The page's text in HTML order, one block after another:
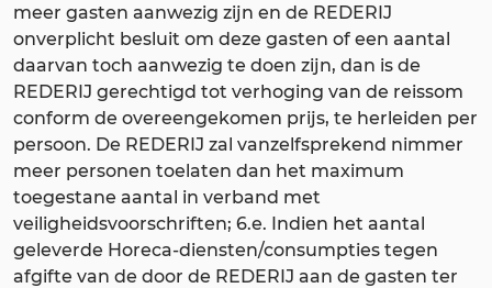
meer gasten aanwezig zijn en de REDERIJ
onverplicht besluit om deze gasten of een aantal
daarvan toch aanwezig te doen zijn, dan is de
REDERIJ gerechtigd tot verhoging van de reissom
conform de overeengekomen prijs, te herleiden per
persoon. De REDERIJ zal vanzelfsprekend nimmer
meer personen toelaten dan het maximum
toegestane aantal in verband met
veiligheidsvoorschriften; 6.e. Indien het aantal
geleverde Horeca-diensten/consumpties tegen
afgifte van de door de REDERIJ aan de gasten ter